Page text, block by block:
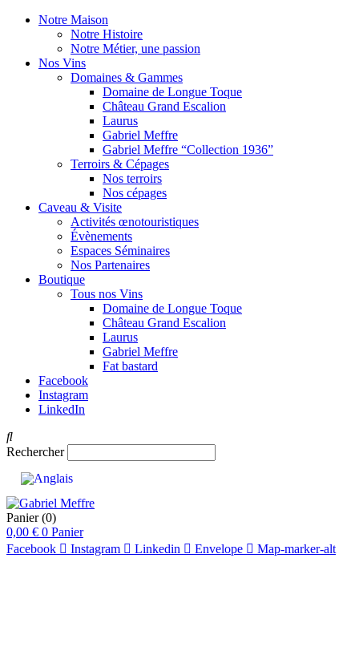
Notre Maison
Notre Histoire
Notre Métier, une passion
Nos Vins
Domaines & Gammes
Domaine de Longue Toque
Château Grand Escalion
Laurus
Gabriel Meffre
Gabriel Meffre “Collection 1936”
Terroirs & Cépages
Nos terroirs
Nos cépages
Caveau & Visite
Activités œnotouristiques
Évènements
Espaces Séminaires
Nos Partenaires
Boutique
Tous nos Vins
Domaine de Longue Toque
Château Grand Escalion
Laurus
Gabriel Meffre
Fat bastard
Facebook
Instagram
LinkedIn
Rechercher
Panier (0)
0,00 € 0 Panier
Facebook
Instagram Linkedin Envelope Map-marker-alt